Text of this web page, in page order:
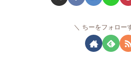
ちーをフォロー